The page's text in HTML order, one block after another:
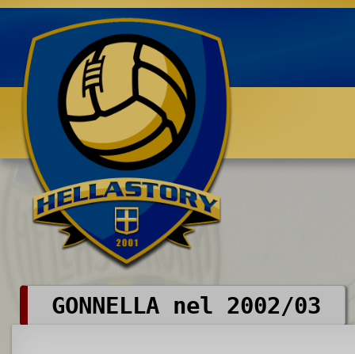
Benvenuti su HELLASTORY.net
GONNELLA nel 2002/03